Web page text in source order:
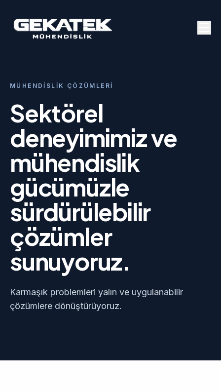
MÜHENDISLIK ÇÖZÜMLERI
Sektörel
deneyimimiz ve
mühendislik
gücümüzle
sürdürülebilir
çözümler
sunuyoruz.
Karmaşık problemleri yalın ve uygulanabilir
çözümlere dönüştürüyoruz.